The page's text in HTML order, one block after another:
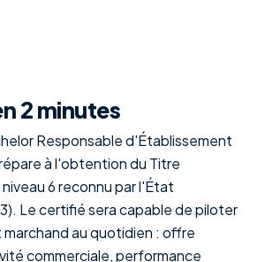
2 minutes
Responsable d'Établissement
à l'obtention du Titre
6 reconnu par l'État
Le certifié sera capable de piloter
au quotidien : offre
commerciale, performance